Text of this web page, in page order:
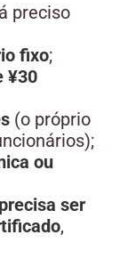
preciso
fixo;
¥30
(o próprio
ou
ser
,